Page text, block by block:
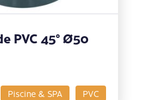
Piscine & SPA PVC
PVC 45° Ø50